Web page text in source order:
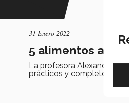
31 Enero 2022
5 alimentos
La profesora Alexandra
prácticos y completos que